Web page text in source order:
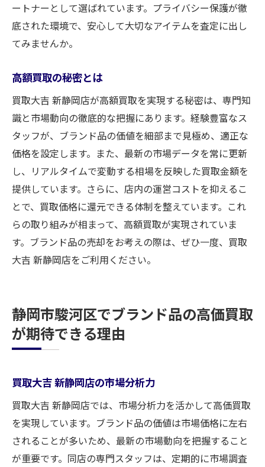
ートナーとして選ばれています。プライバシー保護が徹
底された環境で、安心して大切なアイテムを査定に出し
てみませんか。
高額買取の秘密とは
買取大吉 新静岡店が高額買取を実現する秘密は、専門知
識と市場動向の徹底的な把握にあります。経験豊富なス
タッフが、ブランド品の価値を細部まで見極め、適正な
価格を設定します。また、最新の市場データを常に更新
し、リアルタイムで変動する相場を反映した買取金額を
提供しています。さらに、店内の運営コストを抑えるこ
とで、買取価格に還元できる体制を整えています。これ
らの取り組みが相まって、高額買取が実現されていま
す。ブランド品の売却をお考えの際は、ぜひ一度、買取
大吉 新静岡店をご利用ください。
静岡市駿河区でブランド品の高価買取
が期待できる理由
買取大吉 新静岡店の市場分析力
買取大吉 新静岡店では、市場分析力を活かして高価買取
を実現しています。ブランド品の価値は市場価格に左右
されることが多いため、最新の市場動向を把握すること
が重要です。同店の専門スタッフは、定期的に市場調査